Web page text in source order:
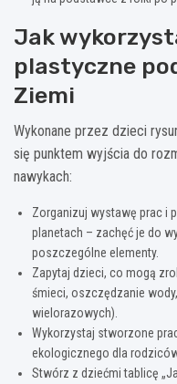
Jak
plastyczne
Ziemi
Wykonane przez dzieci
się punktem wyjścia do
nawykach:
Zorganizuj wystawę prac i
planetach – zachęć je do
poszczególne elementy.
Zapytaj dzieci, co mogą
śmieci, oszczędzanie
wielorazowych).
Wykorzystaj stworzone
ekologicznego dla
Stwórz z dziećmi tablicę